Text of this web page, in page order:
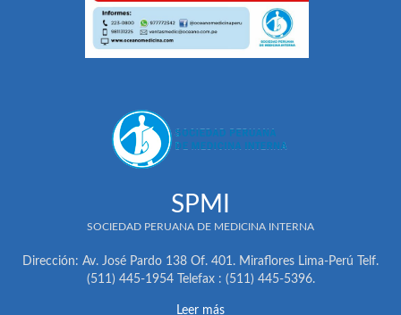
SPMI
SOCIEDAD PERUANA DE MEDICINA INTERNA
Dirección: Av. José Pardo 138 Of. 401. Miraflores Lima-Perú Telf.
(511) 445-1954 Telefax : (511) 445-5396.
Leer más